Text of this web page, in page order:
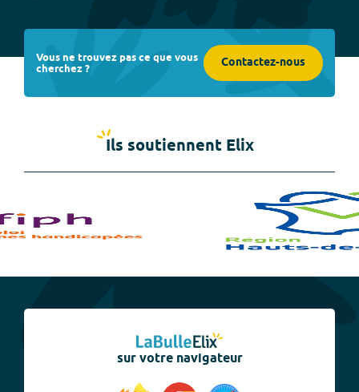
Vous ne trouvez pas ce que vous
cherchez ? Contactez-nous
Ils soutiennent Elix
sur votre navigateur